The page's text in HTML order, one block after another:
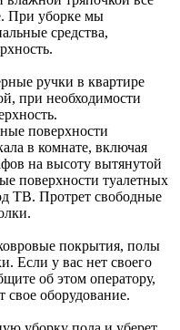
При уборке мы
средства,
ручки в квартире
при необходимости
поверхности
в комнате, включая
на высоту вытянутой
поверхности туалетных
ТВ. Протрет свободные
покрытия, полы
Если у вас нет своего
об этом оператору,
свое оборудование.